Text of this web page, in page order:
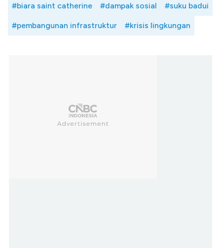
#biara saint catherine #dampak sosial #suku badui
#pembangunan infrastruktur #krisis lingkungan